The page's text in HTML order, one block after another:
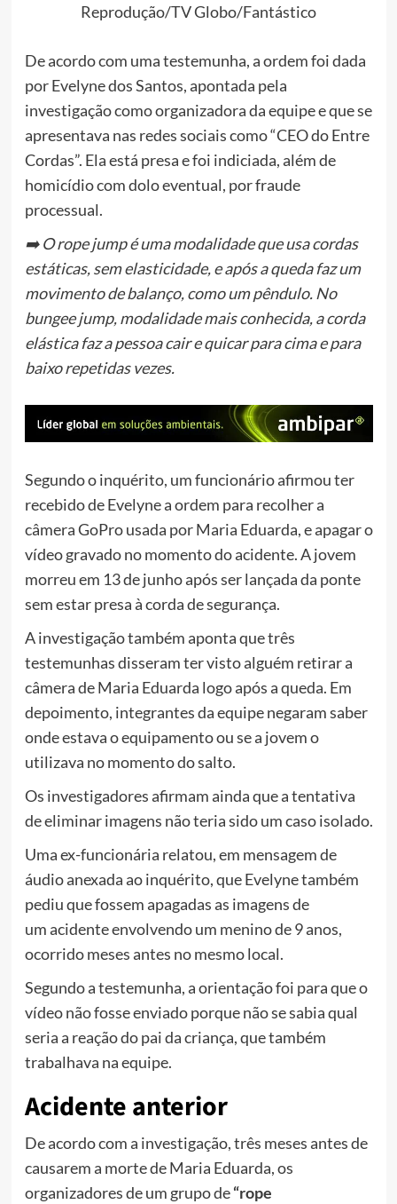
Reprodução/TV Globo/Fantástico
De acordo com uma testemunha, a ordem foi dada
por Evelyne dos Santos, apontada pela
investigação como organizadora da equipe e que se
apresentava nas redes sociais como “CEO do Entre
Cordas”. Ela está presa e foi indiciada, além de
homicídio com dolo eventual, por fraude
processual.
➡️ O rope jump é uma modalidade que usa cordas
estáticas, sem elasticidade, e após a queda faz um
movimento de balanço, como um pêndulo. No
bungee jump, modalidade mais conhecida, a corda
elástica faz a pessoa cair e quicar para cima e para
baixo repetidas vezes.
Segundo o inquérito, um funcionário afirmou ter
recebido de Evelyne a ordem para recolher a
câmera GoPro usada por Maria Eduarda, e apagar o
vídeo gravado no momento do acidente. A jovem
morreu em 13 de junho após ser lançada da ponte
sem estar presa à corda de segurança.
A investigação também aponta que três
testemunhas disseram ter visto alguém retirar a
câmera de Maria Eduarda logo após a queda. Em
depoimento, integrantes da equipe negaram saber
onde estava o equipamento ou se a jovem o
utilizava no momento do salto.
Os investigadores afirmam ainda que a tentativa
de eliminar imagens não teria sido um caso isolado.
Uma ex-funcionária relatou, em mensagem de
áudio anexada ao inquérito, que Evelyne também
pediu que fossem apagadas as imagens de
um acidente envolvendo um menino de 9 anos,
ocorrido meses antes no mesmo local.
Segundo a testemunha, a orientação foi para que o
vídeo não fosse enviado porque não se sabia qual
seria a reação do pai da criança, que também
trabalhava na equipe.
Acidente anterior
De acordo com a investigação, três meses antes de
causarem a morte de Maria Eduarda, os
organizadores de um grupo de“rope